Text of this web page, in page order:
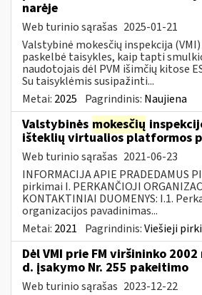
narėje
Web turinio sąrašas 2025-01-21
Valstybinė mokesčių inspekcija
paskelbė taisykles, kaip tapti
naudotojais dėl PVM išimčių kitose
Su taisyklėmis susipažinti...
Metai: 2025 Pagrindinis: Naujiena
Valstybinės mokesčių
išteklių virtualios platformos
Web turinio sąrašas 2021-06-23
INFORMACIJA APIE PRADEDAMUS
pirkimai I. PERKANČIOJI
KONTAKTINIAI DUOMENYS: I.1.
organizacijos pavadinimas...
Metai: 2021 Pagrindinis:Viešieji
Dėl VMI prie FM viršininko
d. įsakymo Nr. 255 pakeitimo
Web turinio sąrašas 2023-12-22